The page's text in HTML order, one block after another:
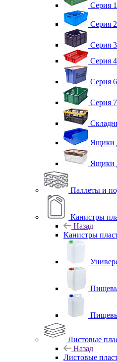
Серия
Серия
Серия
Серия
Серия
Серия
Ящики
Ящики
Паллеты и
Канистры
Назад
Канистры
Листовые
Назад
Листовые